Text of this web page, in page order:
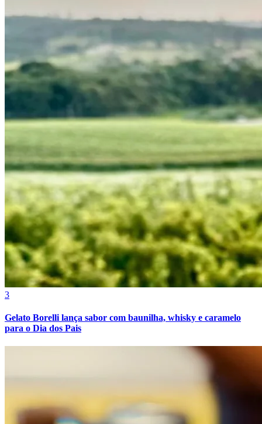
Atlético-MG
3
Gelato Borelli lança sabor com baunilha, whisky e caramelo
para o Dia dos Pais